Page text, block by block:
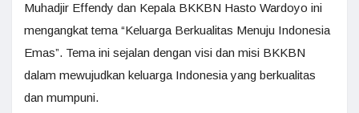
Muhadjir Effendy dan Kepala BKKBN Hasto Wardoyo ini
mengangkat tema “Keluarga Berkualitas Menuju Indonesia
Emas”. Tema ini sejalan dengan visi dan misi BKKBN
dalam mewujudkan keluarga Indonesia yang berkualitas
dan mumpuni.